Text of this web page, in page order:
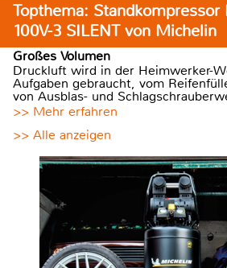
Topthema: Standkompressor
100V-3 SILENT von Michelin
Großes Volumen
Druckluft wird in der Heimwerker-
Aufgaben gebraucht, vom
von Ausblas- und
>> Mehr erfahren
>> Alle anzeigen